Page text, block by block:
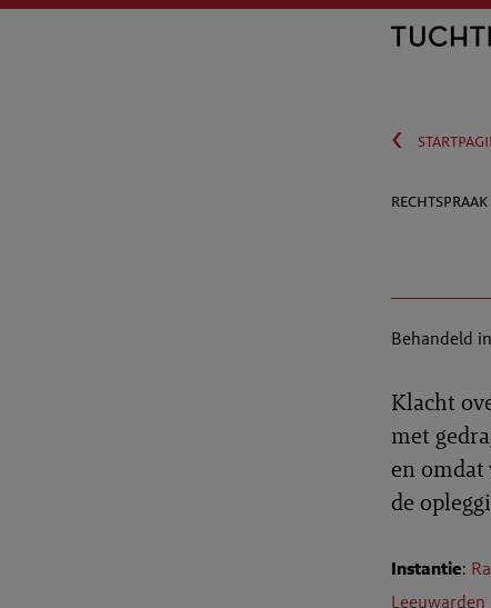
‹
rechtspraak
Behandeld in
Klacht
met
en
de
Instantie:
Leeuwarden